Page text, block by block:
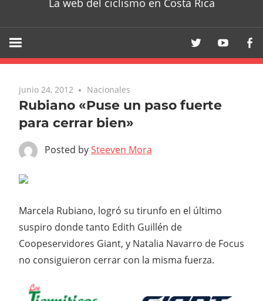
La web del ciclismo en Costa Rica
junio 24, 2012 Nacionales
Rubiano «Puse un paso fuerte
para cerrar bien»
Posted bySteeven Mora
Marcela Rubiano, logró su tirunfo en el último
suspiro donde tanto Edith Guillén de
Coopeservidores Giant, y Natalia Navarro de Focus
no consiguieron cerrar con la misma fuerza.